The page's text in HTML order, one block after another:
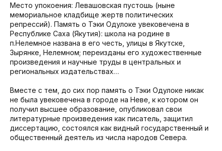
Место упокоения: Левашовская пустошь (ныне
мемориальное кладбище жертв политических
репрессий). Память о Тэки Одулоке увековечена в
Республике Саха (Якутия): школа на родине в
п.Нелемное названа в его честь, улицы в Якутске,
Зырянке, Нелемном; переизданы его художественные
произведения и научные труды в центральных и
региональных издательствах…
Вместе с тем, до сих пор память о Тэки Одулоке никак
не была увековечена в городе на Неве, к котором он
получил высшее образование, опубликовал свои
литературные произведения как писатель, защитил
диссертацию, состоялся как видный государственный и
общественный деятель из числа народов Севера.